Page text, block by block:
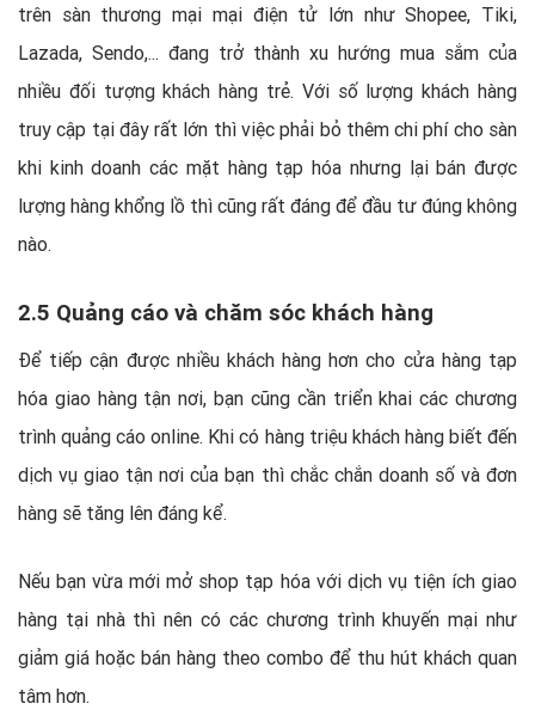
trên sàn thương mại mại điện tử lớn như Shopee, Tiki,
Lazada, Sendo,... đang trở thành xu hướng mua sắm của
nhiều đối tượng khách hàng trẻ. Với số lượng khách hàng
truy cập tại đây rất lớn thì việc phải bỏ thêm chi phí cho sàn
khi kinh doanh các mặt hàng tạp hóa nhưng lại bán được
lượng hàng khổng lồ thì cũng rất đáng để đầu tư đúng không
nào.
2.5 Quảng cáo và chăm sóc khách hàng
Để tiếp cận được nhiều khách hàng hơn cho cửa hàng tạp
hóa giao hàng tận nơi, bạn cũng cần triển khai các chương
trình quảng cáo online. Khi có hàng triệu khách hàng biết đến
dịch vụ giao tận nơi của bạn thì chắc chắn doanh số và đơn
hàng sẽ tăng lên đáng kể.
Nếu bạn vừa mới mở shop tạp hóa với dịch vụ tiện ích giao
hàng tại nhà thì nên có các chương trình khuyến mại như
giảm giá hoặc bán hàng theo combo để thu hút khách quan
tâm hơn.